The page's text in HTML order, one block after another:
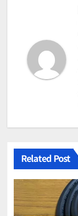
シ
ョ
ン
Related Post